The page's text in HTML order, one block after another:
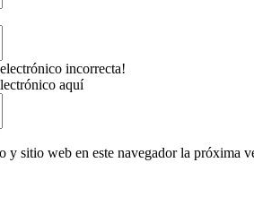
incorrecta!
aquí
y sitio web en este navegador la próxima